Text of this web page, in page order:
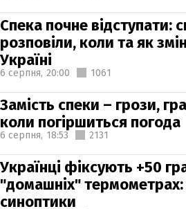
Спека почне відступати:
розповіли, коли та як
Україні
6 серпня, 20:00 1061
Замість спеки – грози,
коли погіршиться погода
6 серпня, 18:53 2131
Українці фіксують +50
"домашніх"
синоптики